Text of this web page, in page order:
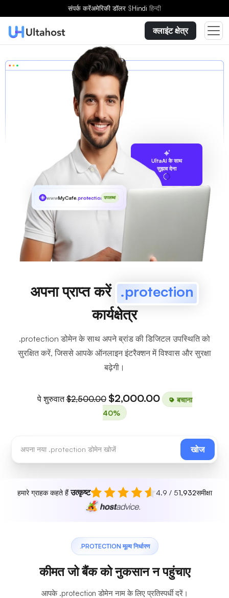
संपर्क करेंअमेरिकी डॉलर $Hindi हिन्दी
क्लाइंट क्षेत्र
UltaAI के साथ
सुझाव देना
wwwMyCafe.protection उपलब्ध!
अपना प्राप्त करें .protection
कार्यक्षेत्र
.protection डोमेन के साथ अपने ब्रांड की डिजिटल उपस्थिति को
सुरक्षित करें, जिससे आपके ऑनलाइन इंटरैक्शन में विश्वास और सुरक्षा
बढ़ेगी।
पे शुरुवात$2,500.00 $2,000.00
बचाना
40%
खोज
हमारे ग्राहक कहते हैंउत्कृष्ट 4.9 / 51,932समीक्षा
.PROTECTION मूल्य निर्धारण
कीमत जो बैंक को नुकसान न पहुंचाए
आपके .protection डोमेन नाम के लिए प्रतिस्पर्धी दरें।